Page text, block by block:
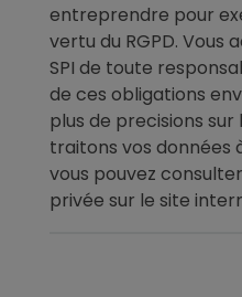
entreprendre pour
vertu du RGPD. Vous
SPI de toute
de ces obligations
plus de precisions
traitons vos données
vous pouvez
privée sur le site